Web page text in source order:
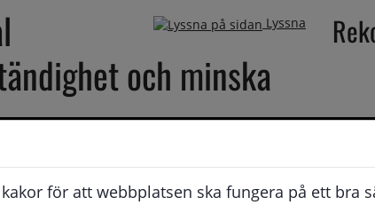
för att webbplatsen ska fungera på ett bra
Lyssna
och minska
ett alternativt sätt att utföra
kan exempelvis tillsyn,